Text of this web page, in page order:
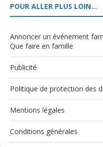
POUR ALLER PLUS LOIN…
Annoncer un événement
Que faire en famille
Publicité
Politique de protection des
Mentions légales
Conditions générales